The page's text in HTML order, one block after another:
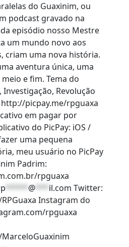
do Guaxinim, ou
podcast gravado na
episódio nosso Mestre
um mundo novo aos
criam uma nova história.
aventura única, uma
e fim. Tema do
Revolução
picpay.me/rpguaxa
em pagar por
do PicPay: iOS /
uma pequena
meu usuário no PicPay
Padrim:
rpguaxa
***** @*** il.com Twitter:
Instagram do
rpguaxa